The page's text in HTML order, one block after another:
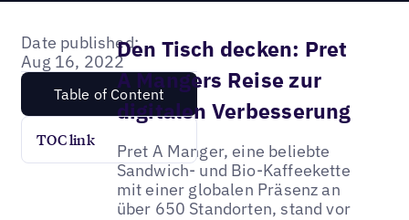
Date published:
Aug 16, 2022
Table of Content
TOC link
Den Tisch decken: Pret
A Mangers Reise zur
digitalen Verbesserung
Pret A Manger, eine beliebte
Sandwich- und Bio-Kaffeekette
mit einer globalen Präsenz an
über 650 Standorten, stand vor